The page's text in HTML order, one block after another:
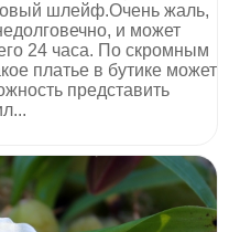
шлейф.Очень жаль,
и может
24 часа. По скромным
платье в бутике может
представить